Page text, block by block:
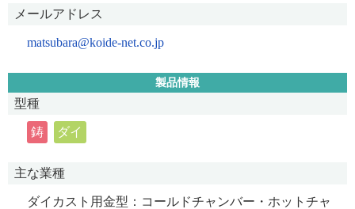
メールアドレス
matsubara@koide-net.co.jp
製品情報
型種
鋳 ダイ
主な業種
ダイカスト用金型：コールドチャンバー・ホットチャ